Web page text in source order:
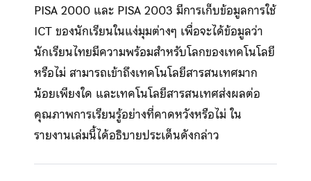
PISA 2000 และ PISA 2003 มีการเก็บข้อมูลการใช้
ICT ของนักเรียนในแง่มุมต่างๆ เพื่อจะได้ข้อมูลว่า
นักเรียนไทยมีความพร้อมสำหรับโลกของเทคโนโลยี
หรือไม่ สามารถเข้าถึงเทคโนโลยีสารสนเทศมาก
น้อยเพียงใด และเทคโนโลยีสารสนเทศส่งผลต่อ
คุณภาพการเรียนรู้อย่างที่คาดหวังหรือไม่ ใน
รายงานเล่มนี้ได้อธิบายประเด็นดังกล่าว